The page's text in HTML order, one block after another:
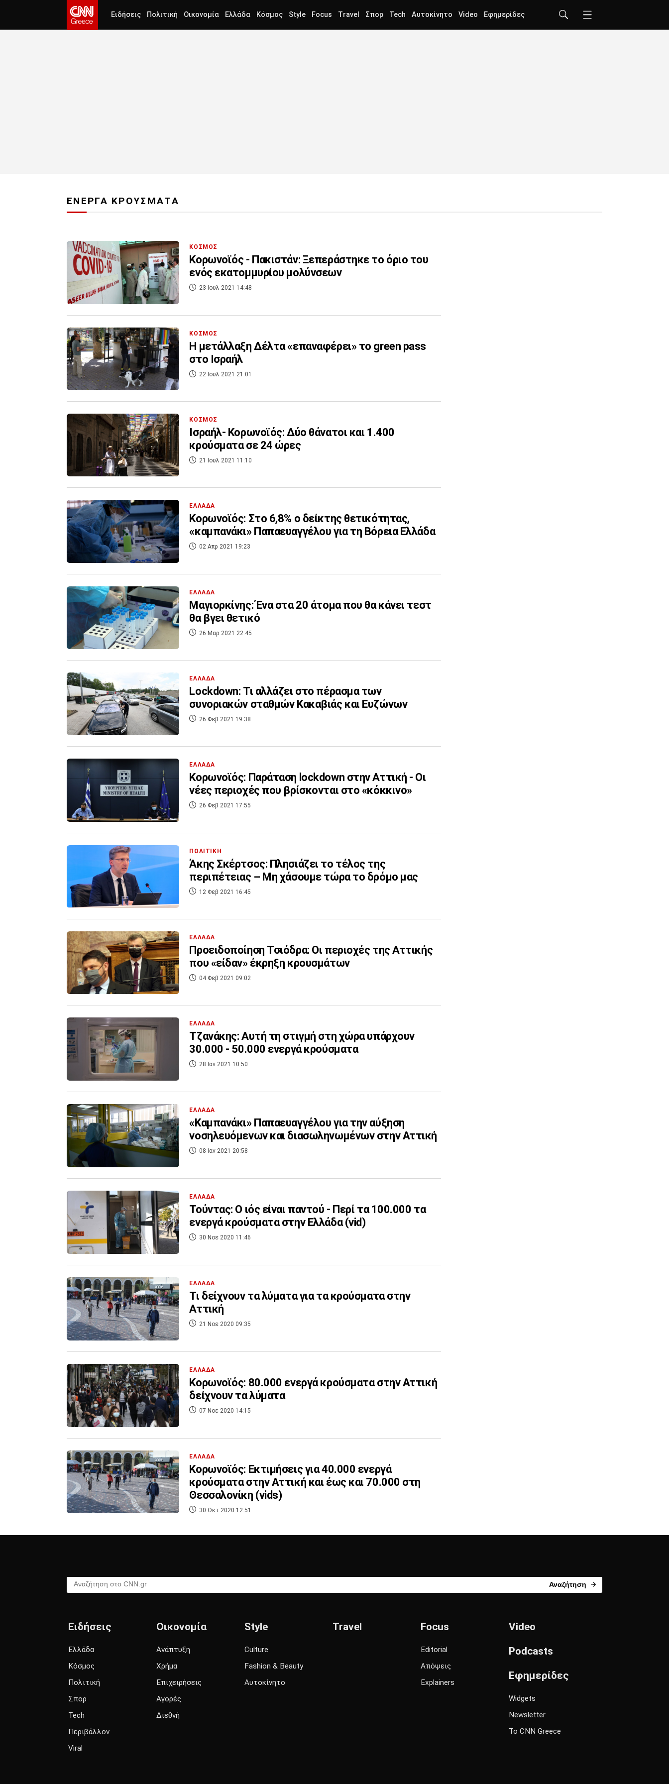
Ειδήσεις Πολιτική Οικονομία Ελλάδα Κόσμος Style Focus Travel Σπορ Tech Αυτοκίνητο Video Εφημερίδες
ΕΝΕΡΓΑ ΚΡΟΥΣΜΑΤΑ
ΚΟΣΜΟΣ
Κορωνοϊός - Πακιστάν: Ξεπεράστηκε το όριο του
ενός εκατομμυρίου μολύνσεων
23 Ιουλ 2021 14:48
ΚΟΣΜΟΣ
Η μετάλλαξη Δέλτα «επαναφέρει» το green pass
στο Ισραήλ
22 Ιουλ 2021 21:01
ΚΟΣΜΟΣ
Ισραήλ- Κορωνοϊός: Δύο θάνατοι και 1.400
κρούσματα σε 24 ώρες
21 Ιουλ 2021 11:10
ΕΛΛΑΔΑ
Κορωνοϊός: Στο 6,8% ο δείκτης θετικότητας,
«καμπανάκι» Παπαευαγγέλου για τη Βόρεια Ελλάδα
02 Απρ 2021 19:23
ΕΛΛΑΔΑ
Μαγιορκίνης: Ένα στα 20 άτομα που θα κάνει τεστ
θα βγει θετικό
26 Μαρ 2021 22:45
ΕΛΛΑΔΑ
Lockdown: Τι αλλάζει στο πέρασμα των
συνοριακών σταθμών Κακαβιάς και Ευζώνων
26 Φεβ 2021 19:38
ΕΛΛΑΔΑ
Κορωνοϊός: Παράταση lockdown στην Αττική - Οι
νέες περιοχές που βρίσκονται στο «κόκκινο»
26 Φεβ 2021 17:55
ΠΟΛΙΤΙΚΗ
Άκης Σκέρτσος: Πλησιάζει το τέλος της
περιπέτειας – Μη χάσουμε τώρα το δρόμο μας
12 Φεβ 2021 16:45
ΕΛΛΑΔΑ
Προειδοποίηση Τσιόδρα: Οι περιοχές της Αττικής
που «είδαν» έκρηξη κρουσμάτων
04 Φεβ 2021 09:02
ΕΛΛΑΔΑ
Τζανάκης: Αυτή τη στιγμή στη χώρα υπάρχουν
30.000 - 50.000 ενεργά κρούσματα
28 Ιαν 2021 10:50
ΕΛΛΑΔΑ
«Καμπανάκι» Παπαευαγγέλου για την αύξηση
νοσηλευόμενων και διασωληνωμένων στην Αττική
08 Ιαν 2021 20:58
ΕΛΛΑΔΑ
Τούντας: Ο ιός είναι παντού - Περί τα 100.000 τα
ενεργά κρούσματα στην Ελλάδα (vid)
30 Νοε 2020 11:46
ΕΛΛΑΔΑ
Τι δείχνουν τα λύματα για τα κρούσματα στην
Αττική
21 Νοε 2020 09:35
ΕΛΛΑΔΑ
Κορωνοϊός: 80.000 ενεργά κρούσματα στην Αττική
δείχνουν τα λύματα
07 Νοε 2020 14:15
ΕΛΛΑΔΑ
Κορωνοϊός: Εκτιμήσεις για 40.000 ενεργά
κρούσματα στην Αττική και έως και 70.000 στη
Θεσσαλονίκη (vids)
30 Οκτ 2020 12:51
Αναζήτηση στο CNN.gr Αναζήτηση
Ειδήσεις
Ελλάδα
Κόσμος
Πολιτική
Σπορ
Tech
Περιβάλλον
Viral
Οικονομία
Ανάπτυξη
Χρήμα
Επιχειρήσεις
Αγορές
Διεθνή
Style
Culture
Fashion & Beauty
Αυτοκίνητο
Travel Focus
Editorial
Απόψεις
Explainers
Video
Podcasts
Εφημερίδες
Widgets
Newsletter
Το CNN Greece